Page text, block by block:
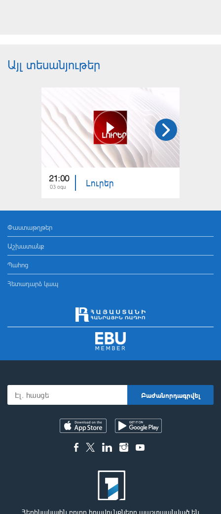
Այլ տեսանյութեր
21:00
03 օգս Լուրեր
Փաստաթղթեր
Աշխատանք
Պահոց
Հետադարձ կապ
Հեղինակային բոլոր իրավունքները պաշտպանված են